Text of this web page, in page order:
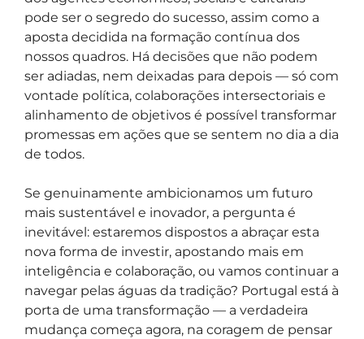
pode ser o segredo do sucesso, assim como a
aposta decidida na formação contínua dos
nossos quadros. Há decisões que não podem
ser adiadas, nem deixadas para depois — só com
vontade política, colaborações intersectoriais e
alinhamento de objetivos é possível transformar
promessas em ações que se sentem no dia a dia
de todos.
Se genuinamente ambicionamos um futuro
mais sustentável e inovador, a pergunta é
inevitável: estaremos dispostos a abraçar esta
nova forma de investir, apostando mais em
inteligência e colaboração, ou vamos continuar a
navegar pelas águas da tradição? Portugal está à
porta de uma transformação — a verdadeira
mudança começa agora, na coragem de pensar